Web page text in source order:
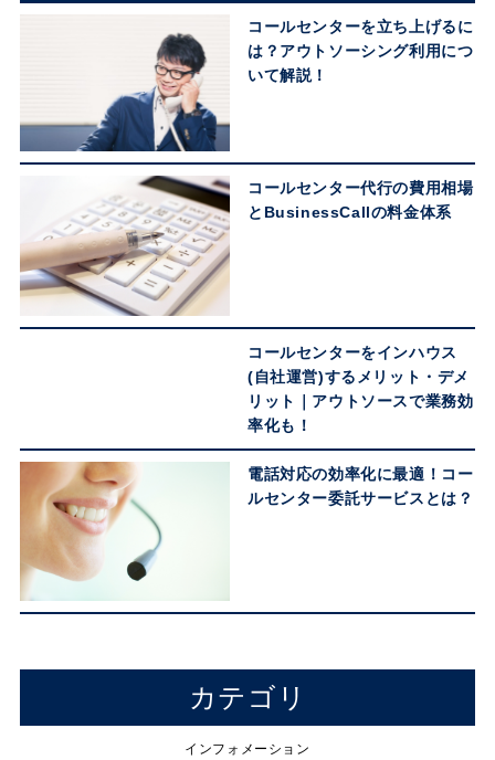
コールセンターを立ち上げるに
は？アウトソーシング利用につ
いて解説！
コールセンター代行の費用相場
とBusinessCallの料金体系
コールセンターをインハウス
(自社運営)するメリット・デメ
リット｜アウトソースで業務効
率化も！
電話対応の効率化に最適！コー
ルセンター委託サービスとは？
カテゴリ
インフォメーション